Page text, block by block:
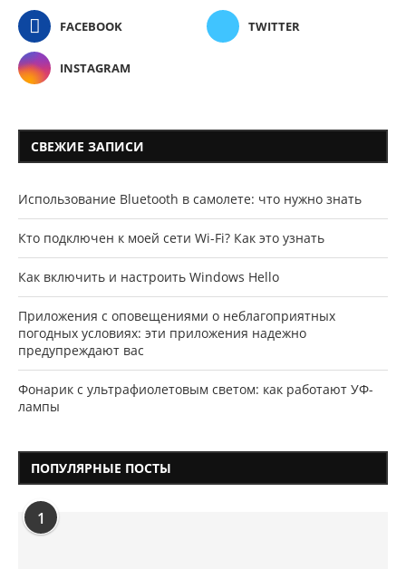
FACEBOOK TWITTER
INSTAGRAM
СВЕЖИЕ ЗАПИСИ
Использование Bluetooth в самолете: что нужно знать
Кто подключен к моей сети Wi-Fi? Как это узнать
Как включить и настроить Windows Hello
Приложения с оповещениями о неблагоприятных
погодных условиях: эти приложения надежно
предупреждают вас
Фонарик с ультрафиолетовым светом: как работают УФ-
лампы
ПОПУЛЯРНЫЕ ПОСТЫ
1